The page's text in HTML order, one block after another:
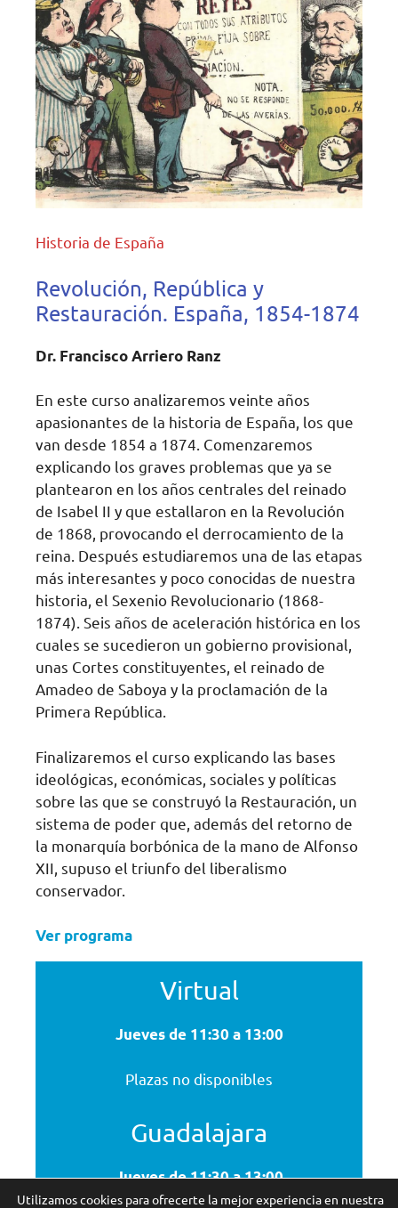
Historia de España
Revolución, República y
Restauración. España, 1854-1874
Dr. Francisco Arriero Ranz
En este curso analizaremos veinte años
apasionantes de la historia de España, los que
van desde 1854 a 1874. Comenzaremos
explicando los graves problemas que ya se
plantearon en los años centrales del reinado
de Isabel II y que estallaron en la Revolución
de 1868, provocando el derrocamiento de la
reina. Después estudiaremos una de las etapas
más interesantes y poco conocidas de nuestra
historia, el Sexenio Revolucionario (1868-
1874). Seis años de aceleración histórica en los
cuales se sucedieron un gobierno provisional,
unas Cortes constituyentes, el reinado de
Amadeo de Saboya y la proclamación de la
Primera República.
Finalizaremos el curso explicando las bases
ideológicas, económicas, sociales y políticas
sobre las que se construyó la Restauración, un
sistema de poder que, además del retorno de
la monarquía borbónica de la mano de Alfonso
XII, supuso el triunfo del liberalismo
conservador.
Ver programa
Virtual
Jueves de 11:30 a 13:00
Plazas no disponibles
Guadalajara
Jueves de 11:30 a 13:00
Utilizamos cookies para ofrecerte la mejor experiencia en nuestra